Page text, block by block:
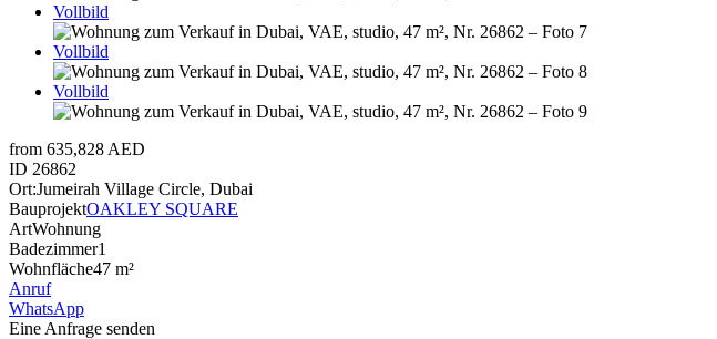
Vollbild
Vollbild
Vollbild
from 635,828 AED
ID 26862
Ort:Jumeirah Village Circle, Dubai
BauprojektOAKLEY SQUARE
ArtWohnung
Badezimmer1
Wohnfläche47 m²
Anruf
WhatsApp
Eine Anfrage senden